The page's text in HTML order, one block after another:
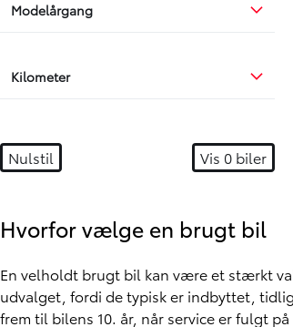
Modelårgang
Kilometer
Nulstil Vis 0 biler
Hvorfor vælge en brugt bil
En velholdt brugt bil kan være et stærkt
udvalget, fordi de typisk er indbyttet,
frem til bilens 10. år, når service er fulgt